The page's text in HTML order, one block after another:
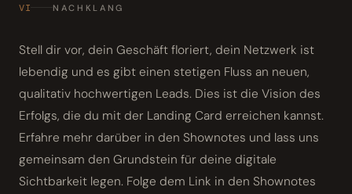
VI NACHKLANG
Stell dir vor, dein Geschäft floriert, dein Netzwerk ist
lebendig und es gibt einen stetigen Fluss an neuen,
qualitativ hochwertigen Leads. Dies ist die Vision des
Erfolgs, die du mit der Landing Card erreichen kannst.
Erfahre mehr darüber in den Shownotes und lass uns
gemeinsam den Grundstein für deine digitale
Sichtbarkeit legen. Folge dem Link in den Shownotes